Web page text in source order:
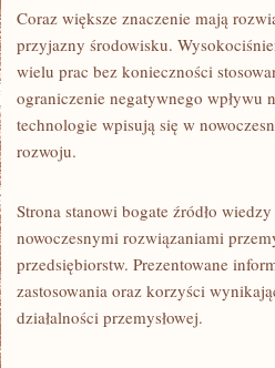
Coraz większe znaczenie mają
przyjazny środowisku.
wielu prac bez konieczności
ograniczenie negatywnego wpływu
technologie wpisują się w
rozwoju.
Strona stanowi bogate źródło
nowoczesnymi rozwiązaniami
przedsiębiorstw. Prezentowane
zastosowania oraz korzyści
działalności przemysłowej.